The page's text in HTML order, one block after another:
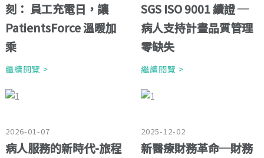
刻： 員工充電日，讓
PatientsForce 溫暖加
乘
繼續閱覽 >
SGS ISO 9001 續證 ─
病人支持計畫品質管理
零缺失
繼續閱覽 >
2026-01-07
病人服務的新時代-旅程
2025-12-02
新醫療財務革命─財務